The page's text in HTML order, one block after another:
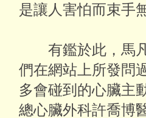
是讓人害怕而束手
有鑑於此，馬凡
們在網站上所發問
多會碰到的心臟主
總心臟外科許喬博